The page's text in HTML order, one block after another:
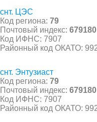
снт. ЦЭС
Код региона: 79
Почтовый индекс: 679180
Код ИФНС: 7907
Районный код ОКАТО:
снт. Энтузиаст
Код региона: 79
Почтовый индекс: 679180
Код ИФНС: 7907
Районный код ОКАТО: